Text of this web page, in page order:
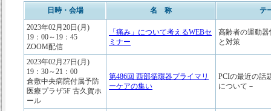
日時・会場
名 称
テ
2023年02月20日(月)
19：00～19：45
ZOOM配信
「痛み」について考えるWEBセ
ミナー
高齢者の運動
と対策
2023年02月27日(月)
19：30～21：00
倉敷中央病院付属予防
医療プラザ5F 古久賀ホ
ール
第486回 西部循環器プライマリ
ーケアの集い
PCIの最近の話
について－